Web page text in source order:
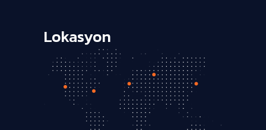
Lokasyon